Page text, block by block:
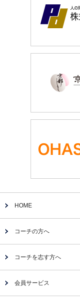
HOME
コーチの方へ
コーチを志す方へ
会員サービス